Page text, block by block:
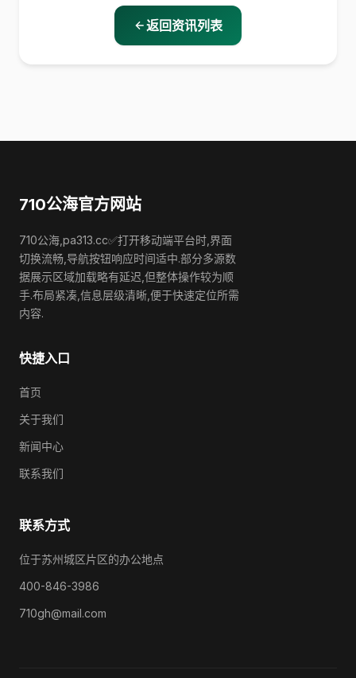
返回资讯列表
710公海官方网站
710公海,pa313.cc✅打开移动端平台时,界面
切换流畅,导航按钮响应时间适中.部分多源数
据展示区域加载略有延迟,但整体操作较为顺
手.布局紧凑,信息层级清晰,便于快速定位所需
内容.
快捷入口
首页
关于我们
新闻中心
联系我们
联系方式
位于苏州城区片区的办公地点
400-846-3986
710gh@mail.com